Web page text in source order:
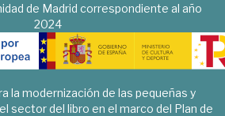
de Madrid correspondiente al año
2024
la modernización de las pequeñas y
sector del libro en el marco del Plan de